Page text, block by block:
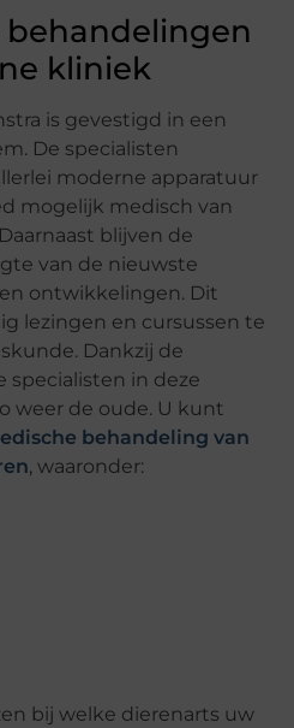
behandelingen
kliniek
is gevestigd in een
De specialisten
moderne apparatuur
mogelijk medisch van
blijven de
van de nieuwste
ontwikkelingen. Dit
lezingen en cursussen te
Dankzij de
specialisten in deze
weer de oude. U kunt
behandeling van
, waaronder:
bij welke dierenarts uw